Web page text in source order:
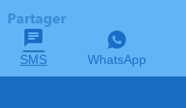
Partager
SMS WhatsApp